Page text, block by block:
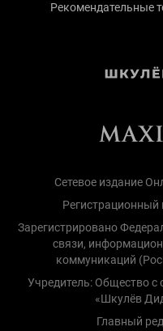
Рекомендательные
Сетевое издание
Зарегистрировано
связи,
коммуникаций
Учредитель: Общество с
«Шкулёв
Главный